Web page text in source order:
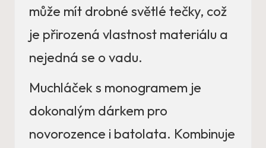
může mít drobné světlé tečky, což
je přirozená vlastnost materiálu a
nejedná se o vadu.
Muchláček s monogramem je
dokonalým dárkem pro
novorozence i batolata. Kombinuje